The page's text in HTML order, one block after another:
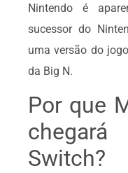
Nintendo é
sucessor do
uma versão do
da Big N.
Por que
Switch?